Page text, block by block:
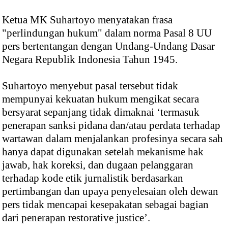
Ketua MK Suhartoyo menyatakan frasa
"perlindungan hukum" dalam norma Pasal 8 UU
pers bertentangan dengan Undang-Undang Dasar
Negara Republik Indonesia Tahun 1945.
Suhartoyo menyebut pasal tersebut tidak
mempunyai kekuatan hukum mengikat secara
bersyarat sepanjang tidak dimaknai ‘termasuk
penerapan sanksi pidana dan/atau perdata terhadap
wartawan dalam menjalankan profesinya secara sah
hanya dapat digunakan setelah mekanisme hak
jawab, hak koreksi, dan dugaan pelanggaran
terhadap kode etik jurnalistik berdasarkan
pertimbangan dan upaya penyelesaian oleh dewan
pers tidak mencapai kesepakatan sebagai bagian
dari penerapan restorative justice’.